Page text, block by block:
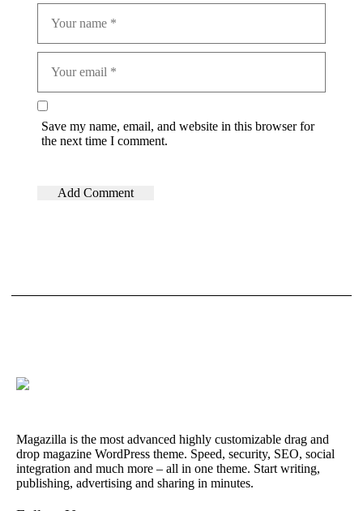
Save my name, email, and website in this browser for
the next time I comment.
Magazilla is the most advanced highly customizable drag and
drop magazine WordPress theme. Speed, security, SEO, social
integration and much more – all in one theme. Start writing,
publishing, advertising and sharing in minutes.